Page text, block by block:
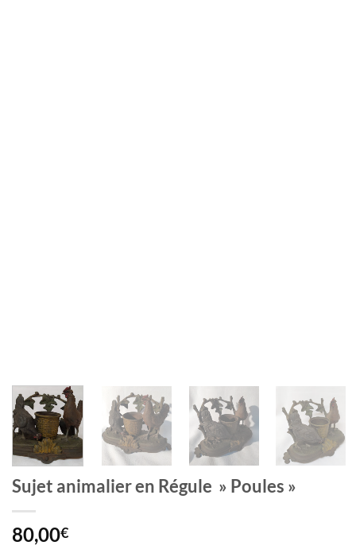
Sujet animalier en Régule » Poules »
80,00€